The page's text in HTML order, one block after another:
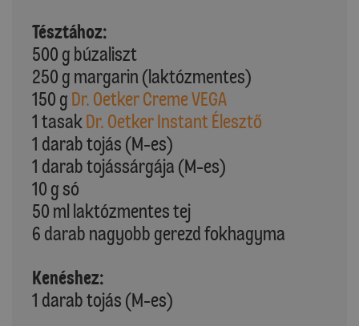
Tésztához:
500 g búzaliszt
250 g margarin (laktózmentes)
150 g Dr. Oetker Creme VEGA
1 tasak Dr. Oetker Instant Élesztő
1 darab tojás (M-es)
1 darab tojássárgája (M-es)
10 g só
50 ml laktózmentes tej
6 darab nagyobb gerezd fokhagyma
Kenéshez:
1 darab tojás (M-es)